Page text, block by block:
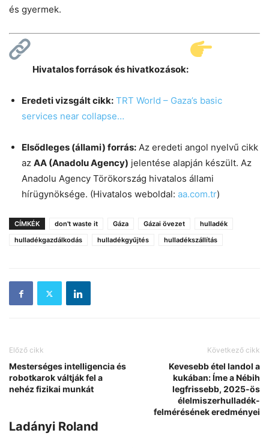
és gyermek.
Hivatalos források és hivatkozások:
Eredeti vizsgált cikk: TRT World – Gaza’s basic
services near collapse…
Elsődleges (állami) forrás: Az eredeti angol nyelvű cikk
az AA (Anadolu Agency) jelentése alapján készült. Az
Anadolu Agency Törökország hivatalos állami
hírügynöksége. (Hivatalos weboldal: aa.com.tr)
CÍMKÉK don't waste it Gáza Gázai övezet
hulladék
hulladékgazdálkodás
hulladékgyűjtés hulladékszállítás
Előző cikk
Mesterséges intelligencia és
robotkarok váltják fel a
nehéz fizikai munkát
Következő cikk
Kevesebb étel landol a
kukában: Íme a Nébih
legfrissebb, 2025-ös
élelmiszerhulladék-
felmérésének eredményei
Ladányi Roland